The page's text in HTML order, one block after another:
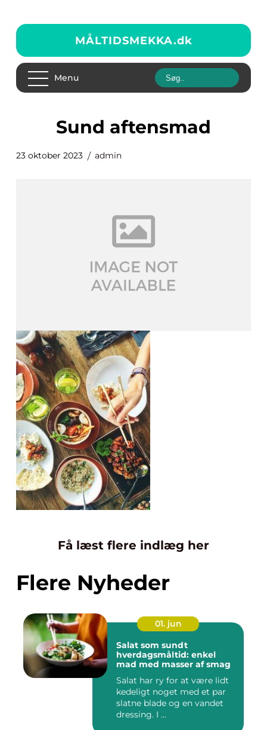
MÅLTIDSMEKKA.dk
Menu
sund aftensmad
23 oktober 2023 admin
Få læst flere indlæg her
Flere Nyheder
01. jun
Salat som sundt
hverdagsmåltid: enkel
mad med masser af smag
Salat har ry for at være lidt
kedeligt noget med et par
slatne blade og en vandet
dressing. I ...